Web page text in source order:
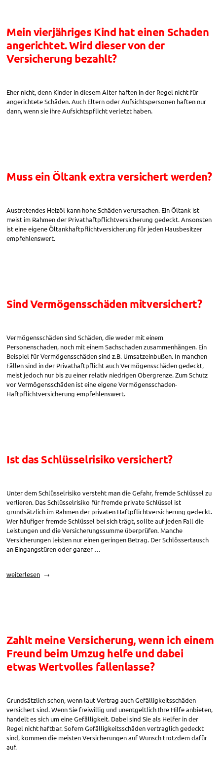
Mein vierjähriges Kind hat einen Schaden
angerichtet. Wird dieser von der
Versicherung bezahlt?
Eher nicht, denn Kinder in diesem Alter haften in der Regel nicht für
angerichtete Schäden. Auch Eltern oder Aufsichtspersonen haften nur
dann, wenn sie ihre Aufsichtspflicht verletzt haben.
Muss ein Öltank extra versichert werden?
Austretendes Heizöl kann hohe Schäden verursachen. Ein Öltank ist
meist im Rahmen der Privathaftpflichtversicherung gedeckt. Ansonsten
ist eine eigene Öltankhaftpflichtversicherung für jeden Hausbesitzer
empfehlenswert.
Sind Vermögensschäden mitversichert?
Vermögensschäden sind Schäden, die weder mit einem
Personenschaden, noch mit einem Sachschaden zusammenhängen. Ein
Beispiel für Vermögensschäden sind z.B. Umsatzeinbußen. In manchen
Fällen sind in der Privathaftpflicht auch Vermögensschäden gedeckt,
meist jedoch nur bis zu einer relativ niedrigen Obergrenze. Zum Schutz
vor Vermögensschäden ist eine eigene Vermögensschaden-
Haftpflichtversicherung empfehlenswert.
Ist das Schlüsselrisiko versichert?
Unter dem Schlüsselrisiko versteht man die Gefahr, fremde Schlüssel zu
verlieren. Das Schlüsselrisiko für fremde private Schlüssel ist
grundsätzlich im Rahmen der privaten Haftpflichtversicherung gedeckt.
Wer häufiger fremde Schlüssel bei sich trägt, sollte auf jeden Fall die
Leistungen und die Versicherungssumme überprüfen. Manche
Versicherungen leisten nur einen geringen Betrag. Der Schlössertausch
an Eingangstüren oder ganzer …
„Ist
weiterlesen
Zahlt meine Versicherung, wenn ich einem
Freund beim Umzug helfe und dabei
etwas Wertvolles fallenlasse?
Grundsätzlich schon, wenn laut Vertrag auch Gefälligkeitsschäden
versichert sind. Wenn Sie freiwillig und unentgeltlich Ihre Hilfe anbieten,
handelt es sich um eine Gefälligkeit. Dabei sind Sie als Helfer in der
Regel nicht haftbar. Sofern Gefälligkeitsschäden vertraglich gedeckt
sind, kommen die meisten Versicherungen auf Wunsch trotzdem dafür
auf.